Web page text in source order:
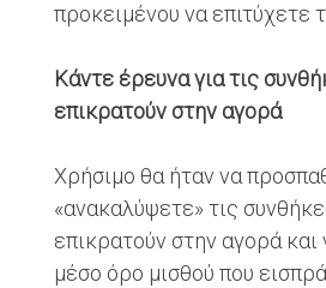
προκειμένου να επιτύχετε
Κάντε έρευνα για τις
επικρατούν στην αγορά
Χρήσιμο θα ήταν να
«ανακαλύψετε» τις
επικρατούν στην αγορά και
μέσο όρο μισθού που